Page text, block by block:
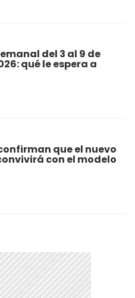
del 3 al 9 de
qué le espera a
que el nuevo
con el modelo